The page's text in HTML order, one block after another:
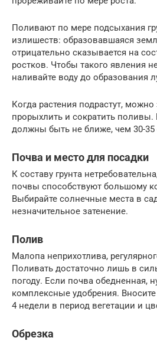
Поливают по мере подсыхания
излишеств: образовавшаяся
отрицательно сказывается на
ростков. Чтобы такого явления
наливайте воду до образования
Когда растения подрастут,
прорыхлить и сократить поливы.
должны быть не ближе, чем 30-35
Почва и место для посадки
К составу грунта
почвы способствуют большому
Выбирайте солнечные места в
незначительное затенение.
Полив
Малопа неприхотлива,
Поливать достаточно лишь в
погоду. Если почва обедненная,
комплексные удобрения.
4 недели в период вегетации и
Обрезка